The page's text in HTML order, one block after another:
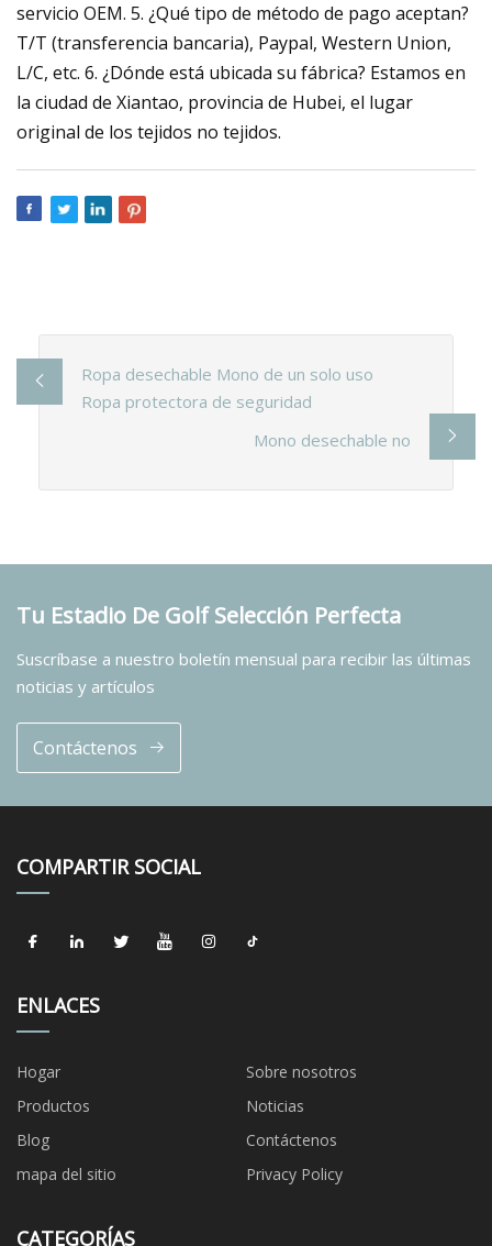
servicio OEM. 5. ¿Qué tipo de método de pago aceptan?
T/T (transferencia bancaria), Paypal, Western Union,
L/C, etc. 6. ¿Dónde está ubicada su fábrica? Estamos en
la ciudad de Xiantao, provincia de Hubei, el lugar
original de los tejidos no tejidos.
Ropa desechable Mono de un solo uso
Ropa protectora de seguridad
Mono desechable no
Tu Estadio De Golf Selección Perfecta
Suscríbase a nuestro boletín mensual para recibir las últimas
noticias y artículos
Contáctenos
COMPARTIR SOCIAL
ENLACES
Hogar
Sobre nosotros
Productos
Noticias
Blog
Contáctenos
mapa del sitio
Privacy Policy
CATEGORÍAS